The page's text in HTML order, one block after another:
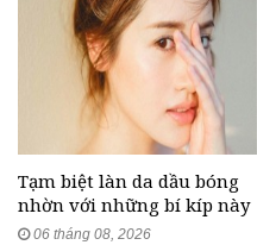
Tạm biệt làn da dầu bóng
nhờn với những bí kíp này
06 tháng 08, 2026